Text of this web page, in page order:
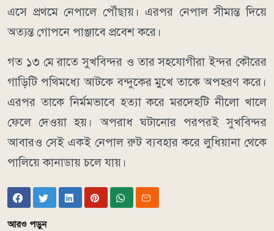
এসে প্রথমে নেপালে পৌঁছায়। এরপর নেপাল সীমান্ত দিয়ে
অত্যন্ত গোপনে পাঞ্জাবে প্রবেশ করে।
গত ১৩ মে রাতে সুখবিন্দর ও তার সহযোগীরা ইন্দর কৌরের
গাড়িটি পথিমধ্যে আটকে বন্দুকের মুখে তাকে অপহরণ করে।
এরপর তাকে নির্মমভাবে হত্যা করে মরদেহটি নীলো খালে
ফেলে দেওয়া হয়। অপরাধ ঘটানোর পরপরই সুখবিন্দর
আবারও সেই একই নেপাল রুট ব্যবহার করে লুধিয়ানা থেকে
পালিয়ে কানাডায় চলে যায়।
আরও পড়ুন